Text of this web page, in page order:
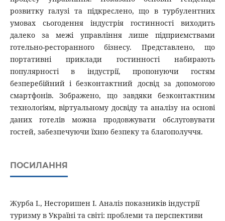
розвитку галузі та підкреслено, що в турбулентних
умовах сьогодення індустрія гостинності виходить
далеко за межі управління лише підприємствами
готельно-ресторанного бізнесу. Представлено, що
портативні приклади гостинності набирають
популярності в індустрії, пропонуючи гостям
безперебійний і безконтактний досвід за допомогою
смартфонів. Зображено, що завдяки безконтактним
технологіям, віртуальному досвіду та аналізу на основі
даних готелів можна продовжувати обслуговувати
гостей, забезпечуючи їхню безпеку та благополуччя.
ПОСИЛАННЯ
Журба І., Несторишен І. Аналіз показників індустрії
туризму в Україні та світі: проблеми та перспективи